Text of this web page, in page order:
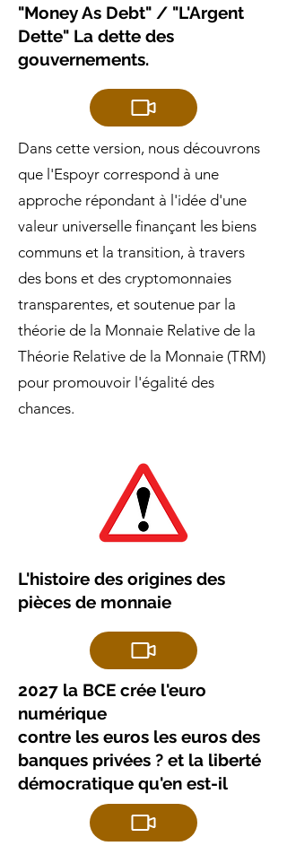
"Money As Debt" / "L'Argent
Dette" La dette des
gouvernements.
Dans cette version, nous découvrons
que l'Espoyr correspond à une
approche répondant à l'idée d'une
valeur universelle finançant les biens
communs et la transition, à travers
des bons et des cryptomonnaies
transparentes, et soutenue par la
théorie de la Monnaie Relative de la
Théorie Relative de la Monnaie (TRM)
pour promouvoir l'égalité des
chances.
L'histoire des origines des
pièces de monnaie
2027 la BCE crée l'euro
numérique
contre les euros les euros des
banques privées ? et la liberté
démocratique qu'en est-il